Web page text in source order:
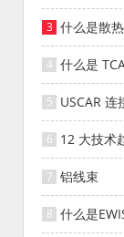
什么是散
什么是
USCAR 连
12 大技术
器的演变
铝线束
什么是